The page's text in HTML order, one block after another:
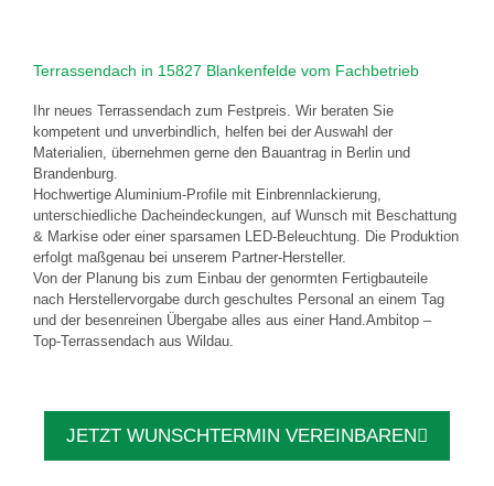
Terrassendach in 15827 Blankenfelde vom Fachbetrieb
Ihr neues Terrassendach zum Festpreis. Wir beraten Sie
kompetent und unverbindlich, helfen bei der Auswahl der
Materialien, übernehmen gerne den Bauantrag in Berlin und
Brandenburg.
Hochwertige Aluminium-Profile mit Einbrennlackierung,
unterschiedliche Dacheindeckungen, auf Wunsch mit Beschattung
& Markise oder einer sparsamen LED-Beleuchtung. Die Produktion
erfolgt maßgenau bei unserem Partner-Hersteller.
Von der Planung bis zum Einbau der genormten Fertigbauteile
nach Herstellervorgabe durch geschultes Personal an einem Tag
und der besenreinen Übergabe alles aus einer Hand.Ambitop –
Top-Terrassendach aus Wildau.
JETZT WUNSCHTERMIN VEREINBAREN